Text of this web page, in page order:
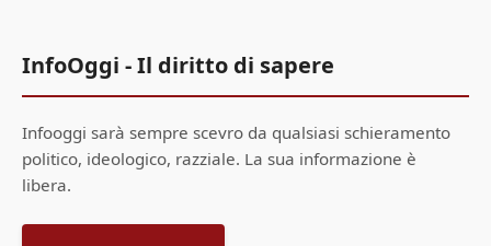
InfoOggi - Il diritto di sapere
Infooggi sarà sempre scevro da qualsiasi schieramento
politico, ideologico, razziale. La sua informazione è
libera.